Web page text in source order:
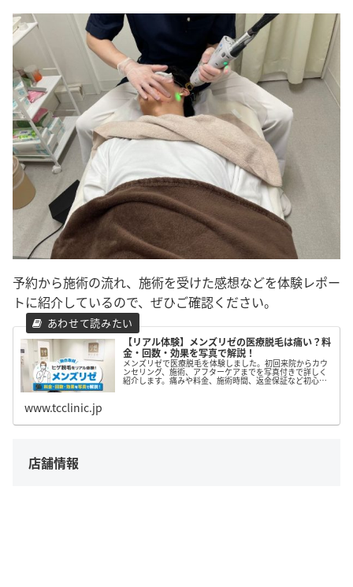
予約から施術の流れ、施術を受けた感想などを体験レポー
トに紹介しているので、ぜひご確認ください。
【リアル体験】メンズリゼの医療脱毛は痛い？料
金・回数・効果を写真で解説！
メンズリゼで医療脱毛を体験しました。初回来院からカウ
ンセリング、施術、アフターケアまでを写真付きで詳しく
紹介します。痛みや料金、施術時間、返金保証など初心者
www.tcclinic.jp
店舗情報